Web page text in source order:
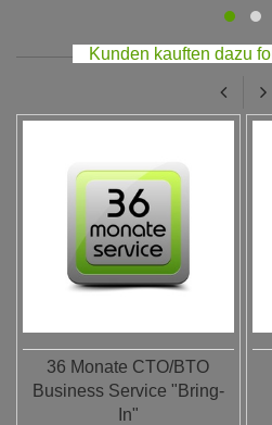
Kunden kauften dazu
36 Monate CTO/BTO
Business Service "Bring-
In"